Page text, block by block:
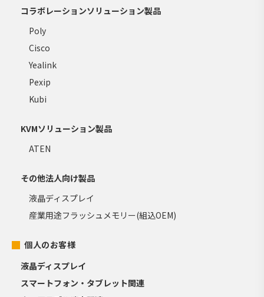
コラボレーションソリューション製品
Poly
Cisco
Yealink
Pexip
Kubi
KVMソリューション製品
ATEN
その他法人向け製品
液晶ディスプレイ
産業用途フラッシュメモリー(組込OEM)
個人のお客様
液晶ディスプレイ
スマートフォン・タブレット関連